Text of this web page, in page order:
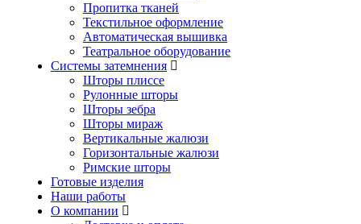
Пропитка тканей
Текстильное оформление
Автоматическая вышивка
Театральное оборудование
Системы затемнения
Шторы плиссе
Рулонные шторы
Шторы зебра
Шторы мираж
Вертикальные жалюзи
Горизонтальные жалюзи
Римские шторы
Готовые изделия
Наши работы
О компании